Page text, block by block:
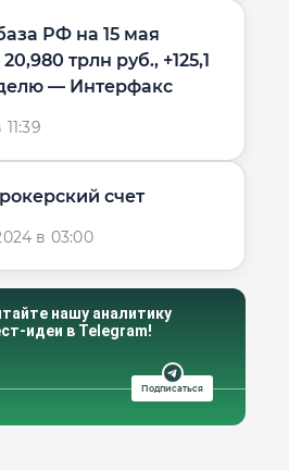
РФ на 15 мая
трлн руб., +125,1
млрд за неделю — Интерфакс
счет
в 03:00
нашу аналитику
идеи в Telegram!
Подписаться